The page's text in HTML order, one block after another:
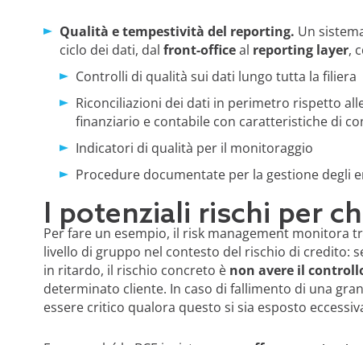
Qualità e tempestività del reporting. Un
ciclo dei dati, dal front-officeal reporting layer,
Controlli di qualità sui dati lungo tutta la filiera
Riconciliazioni dei dati in perimetro rispetto
finanziario e contabile con caratteristiche di
Indicatori di qualità per il monitoraggio
Procedure documentate per la gestione degli
I potenziali rischi per
Per fare un esempio, il risk management monitora
livello di gruppo nel contesto del rischio di credito:
in ritardo, il rischio concreto è non avere il
determinato cliente. In caso di fallimento di una
essere critico qualora questo si sia esposto